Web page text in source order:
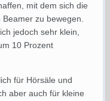
mit dem sich die
zu bewegen.
jedoch sehr klein,
10 Prozent
für Hörsäle und
aber auch für kleine